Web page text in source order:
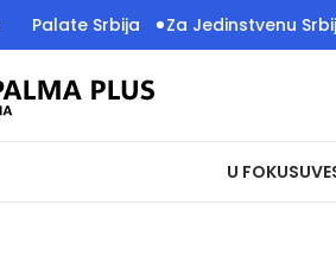
Srbija Za Jedinstvenu Srbiju
U FOKUSU